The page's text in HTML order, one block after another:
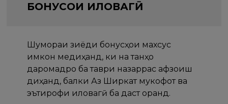
БОНУСҲОИ ИЛОВАГӢ
Шумораи зиёди бонусҳои махсус
имкон медиҳанд, ки на танҳо
даромадро ба таври назаррас афзоиш
диҳанд, балки Аз Ширкат мукофот ва
эътирофи иловагӣ ба даст оранд.